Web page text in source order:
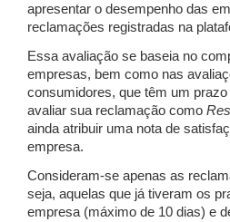
apresentar o desempenho das
reclamações registradas na
Essa avaliação se baseia no
empresas, bem como nas
consumidores, que têm um
avaliar sua reclamação como
ainda atribuir uma nota de
empresa.
Consideram-se apenas as
seja, aquelas que já tiveram os
empresa (máximo de 10 dias) e